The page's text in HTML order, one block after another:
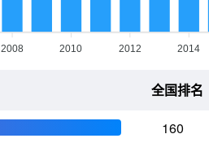
2008 2010 2012 2014
全国排名
160